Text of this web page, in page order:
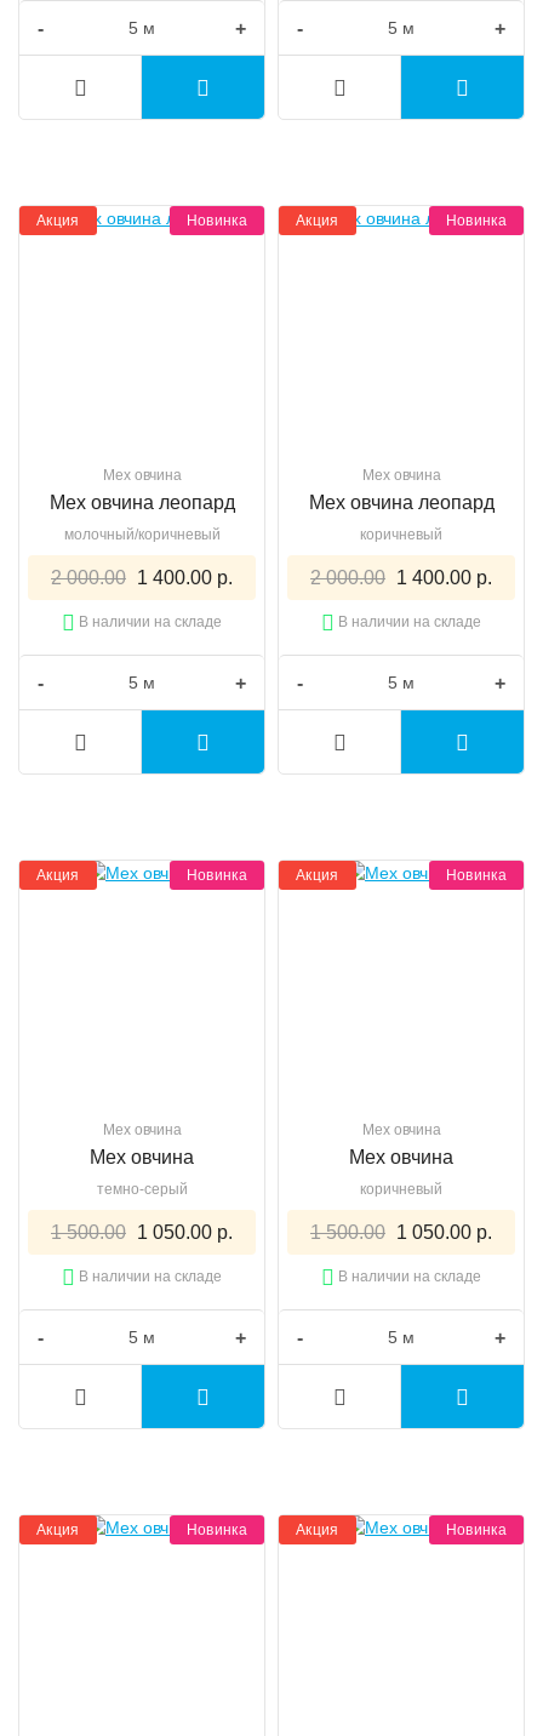
- + - +
Акция Новинка
Мех овчина
Мех овчина леопард
молочный/коричневый
2 000.00 1 400.00 р.
В наличии на складе
- +
Акция Новинка
Мех овчина
Мех овчина леопард
коричневый
2 000.00 1 400.00 р.
В наличии на складе
- +
Акция Новинка
Мех овчина
Мех овчина
темно-серый
1 500.00 1 050.00 р.
В наличии на складе
- +
Акция Новинка
Мех овчина
Мех овчина
коричневый
1 500.00 1 050.00 р.
В наличии на складе
- +
Акция Новинка Акция Новинка